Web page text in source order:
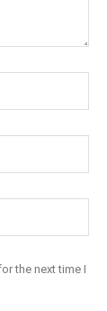
the next time I